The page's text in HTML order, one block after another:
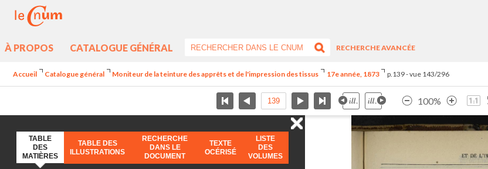
À PROPOS CATALOGUE GÉNÉRAL
RECHERCHE AVANCÉE
Accueil Catalogue général Moniteur de la teinture des apprêts et de l'impression des tissus 17e année, 1873 p.139 - vue 143/296
100%
TABLE
DES
MATIÈRES
TABLE DES
ILLUSTRATIONS
RECHERCHE
DANS LE
DOCUMENT
TEXTE
OCÉRISÉ
LISTE
DES
VOLUMES